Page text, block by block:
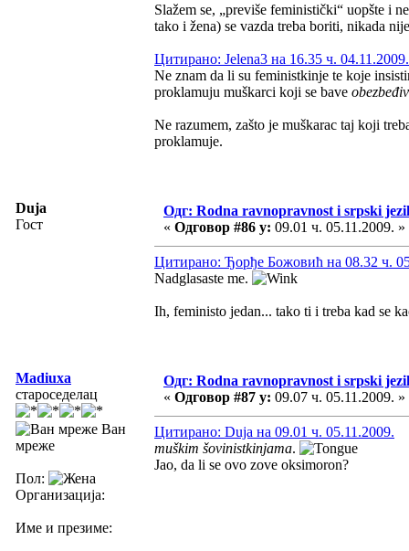
Slažem se, „previše feministički“ uopšte i
tako i žena) se vazda treba boriti, nikada
Цитирано: Jelena3 на 16.35 ч. 04.11.2009.
Ne znam da li su feministkinje te koje
proklamuju muškarci koji se bave
Ne razumem, zašto je muškarac taj koji
proklamuje.
Duja
Гост
Одг: Rodna ravnopravnost i srpski
« Одговор #86 у: 09.01 ч. 05.11.2009. »
Цитирано: Ђорђе Божовић на 08.32 ч.
Nadglasaste me.
Ih, feministo jedan... tako ti i treba kad se
Madiuxa
староседелац
Ван
мреже
Пол:
Организација:
Име и презиме:
Одг: Rodna ravnopravnost i srpski
« Одговор #87 у: 09.07 ч. 05.11.2009. »
Цитирано: Duja на 09.01 ч. 05.11.2009.
muškim šovinistkinjama.
Jao, da li se ovo zove oksimoron?